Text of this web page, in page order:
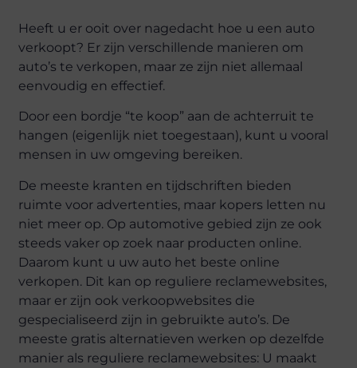
Heeft u er ooit over nagedacht hoe u een auto
verkoopt? Er zijn verschillende manieren om
auto’s te verkopen, maar ze zijn niet allemaal
eenvoudig en effectief.
Door een bordje “te koop” aan de achterruit te
hangen (eigenlijk niet toegestaan), kunt u vooral
mensen in uw omgeving bereiken.
De meeste kranten en tijdschriften bieden
ruimte voor advertenties, maar kopers letten nu
niet meer op. Op automotive gebied zijn ze ook
steeds vaker op zoek naar producten online.
Daarom kunt u uw auto het beste online
verkopen. Dit kan op reguliere reclamewebsites,
maar er zijn ook verkoopwebsites die
gespecialiseerd zijn in gebruikte auto’s. De
meeste gratis alternatieven werken op dezelfde
manier als reguliere reclamewebsites: U maakt